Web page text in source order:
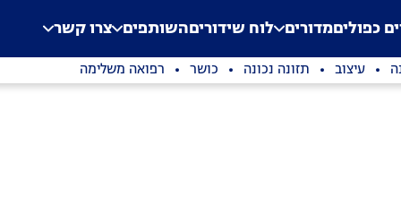
Application error: a
. כפוליםמדורים לוח שידוריםהשותפים צרו קשר
עיצוב תזונה נכונה כושר רפואה משלימה